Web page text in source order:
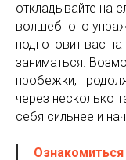
откладывайте на
волшебного
подготовит вас на
заниматься.
пробежки,
через несколько
себя сильнее и